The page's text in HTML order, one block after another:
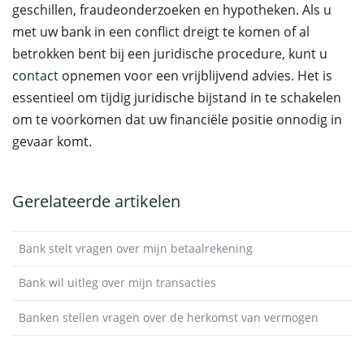
geschillen, fraudeonderzoeken en hypotheken. Als u
met uw bank in een conflict dreigt te komen of al
betrokken bent bij een juridische procedure, kunt u
contact opnemen voor een vrijblijvend advies. Het is
essentieel om tijdig juridische bijstand in te schakelen
om te voorkomen dat uw financiële positie onnodig in
gevaar komt.
Gerelateerde artikelen
Bank stelt vragen over mijn betaalrekening
Bank wil uitleg over mijn transacties
Banken stellen vragen over de herkomst van vermogen